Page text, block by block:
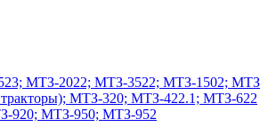
МТЗ-2022; МТЗ-3522; МТЗ-1502; МТЗ-
МТЗ-320; МТЗ-422.1; МТЗ-622
920; МТЗ-950; МТЗ-952